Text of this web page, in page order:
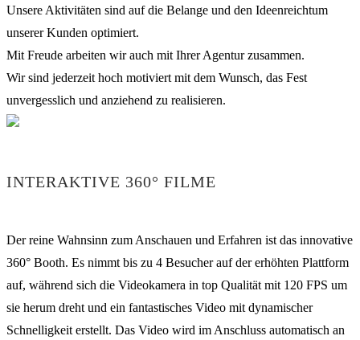
Unsere Aktivitäten sind auf die Belange und den Ideenreichtum
unserer Kunden optimiert.
Mit Freude arbeiten wir auch mit Ihrer Agentur zusammen.
Wir sind jederzeit hoch motiviert mit dem Wunsch, das Fest
unvergesslich und anziehend zu realisieren.
INTERAKTIVE 360° FILME
Der reine Wahnsinn zum Anschauen und Erfahren ist das innovative
360° Booth. Es nimmt bis zu 4 Besucher auf der erhöhten Plattform
auf, während sich die Videokamera in top Qualität mit 120 FPS um
sie herum dreht und ein fantastisches Video mit dynamischer
Schnelligkeit erstellt. Das Video wird im Anschluss automatisch an